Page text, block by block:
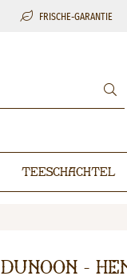
FRISCHE-GARANTIE
Teeschachtel
Dunoon -